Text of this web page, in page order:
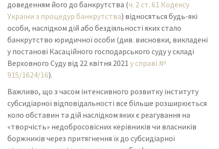
доведенням його до банкрутства (ч. 2 ст. 61 Кодексу
України з процедур банкрутства) відносяться будь-які
особи, наслідком дій або бездіяльності яких стало
банкрутство юридичної особи (див. висновки, викладені
у постанові Касаційного господарського суду у складі
Верховного Суду від 22 квітня 2021 у справі №
915/1624/16).
Важливо, що з часом інтенсивного розвитку інституту
субсидіарної відповідальності все більше розширюється
коло обставин та дій наслідком яких є реагування на
«творчість» недобросовісних керівників чи власників
боржників через притягнення їх до субсидіарної